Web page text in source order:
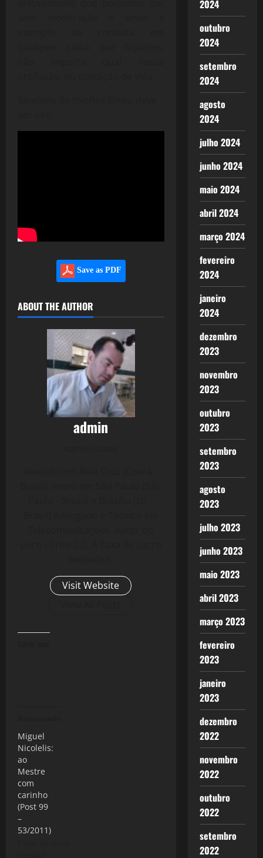
Save as PDF
ABOUT THE AUTHOR
admin
Visit Website
Miguel
Nicolelis:
ao
Mestre
com
carinho
(Post 99
–
53/2011)
2024
outubro
2024
setembro
2024
agosto
2024
julho 2024
junho 2024
maio 2024
abril 2024
março 2024
fevereiro
2024
janeiro
2024
dezembro
2023
novembro
2023
outubro
2023
setembro
2023
agosto
2023
julho 2023
junho 2023
maio 2023
abril 2023
março 2023
fevereiro
2023
janeiro
2023
dezembro
2022
novembro
2022
outubro
2022
setembro
2022